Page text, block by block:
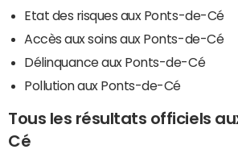
Etat des risques aux Ponts-de-Cé
Accès aux soins aux Ponts-de-Cé
Délinquance aux Ponts-de-Cé
Pollution aux Ponts-de-Cé
Tous les résultats officiels
Cé